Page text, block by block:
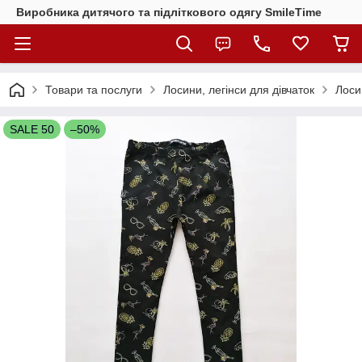
Виробника дитячого та підліткового одягу SmileTime
Товари та послуги Лосини, легінси для дівчаток
SALE 50 –50%